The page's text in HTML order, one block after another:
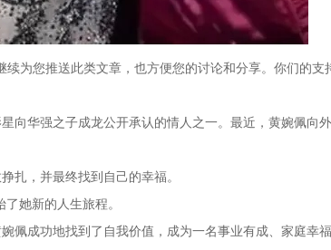
续为您推送此类文章，也方便您的讨论和分享。你们的支
向华强之子成龙公开承认的情人之一。最近，黄婉佩向
扎，并最终找到自己的幸福。
她新的人生旅程。
佩成功地找到了自我价值，成为一名事业有成、家庭幸